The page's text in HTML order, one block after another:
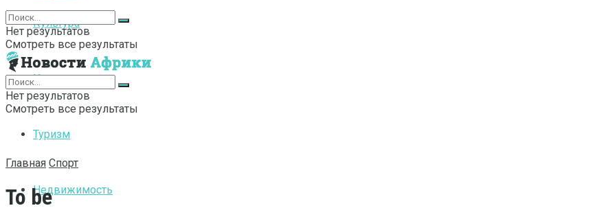
Культура
Интернет
Туризм
Недвижимость
Нет результатов
Смотреть все результаты
Нет результатов
Смотреть все результаты
Главная Спорт
To be